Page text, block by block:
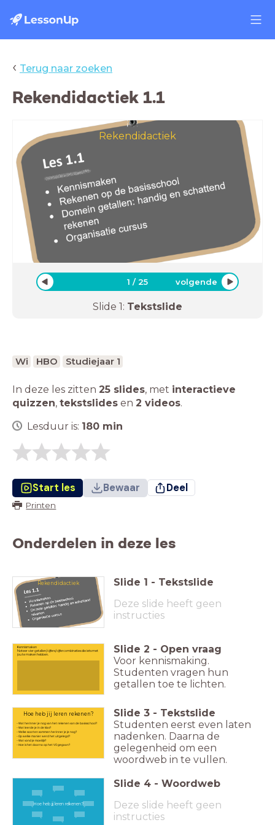
‹ Terug naar zoeken
Rekendidactiek 1.1
Rekendidactiek
1 /25 volgende
Slide 1: Tekstslide
Wi HBO Studiejaar 1
In deze les zitten 25 slides, met interactieve
quizzen, tekstslides en 2 videos.
Lesduur is: 180 min
Start les Bewaar Deel
Printen
Onderdelen in deze les
Rekendidactiek Slide 1 - Tekstslide
Deze slide heeft geen
instructies
Kennismaken
Noteer vier getallen/cijfers/cijfercombinaties die iets met
jou te maken hebben.
Slide 2 - Open vraag
Voor kennismaking.
Studenten vragen hun
getallen toe te lichten.
Hoe heb jij leren rekenen?
- Wat herinner je nog van het rekenen van de basisschool?
- Wat leerde je in de klas?
- Welke soorten sommen herinner je je nog?
- Op welke manier werd het uitgelegd?
- Wat vond je moeilijk?
- Hoe is het daarna op het VO gegaan?
Slide 3 - Tekstslide
Studenten eerst even laten
nadenken. Daarna de
gelegenheid om een
woordweb in te vullen.
Hoe heb jij leren rekenen?
Slide 4 - Woordweb
Deze slide heeft geen
instructies